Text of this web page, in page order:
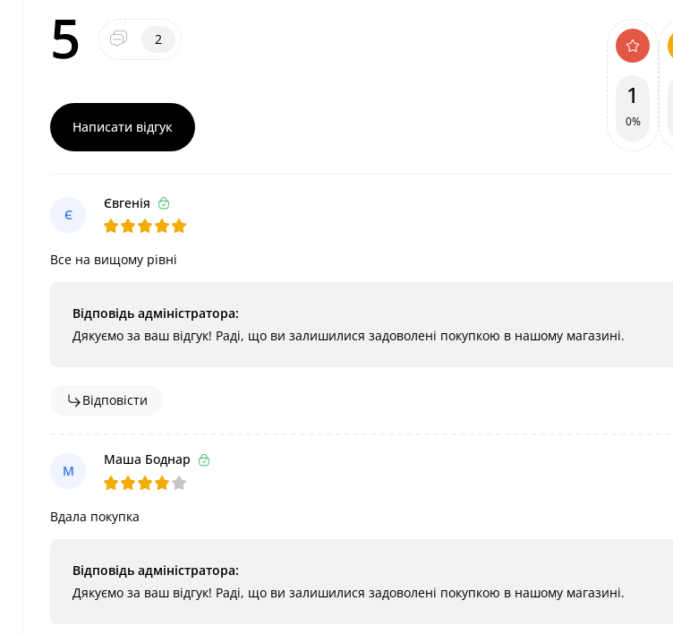
5 2
Написати відгук
1
0%
Є
Євгенія
Все на вищому рівні
Відповідь адміністратора:
Дякуємо за ваш відгук! Раді, що ви залишилися задоволені покупкою в нашому магазині.
Відповісти
М
Маша Боднар
Вдала покупка
Відповідь адміністратора:
Дякуємо за ваш відгук! Раді, що ви залишилися задоволені покупкою в нашому магазині.